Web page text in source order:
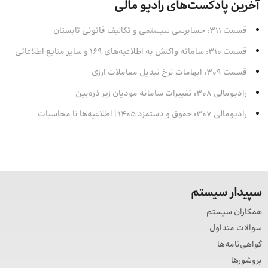
آخرین پادکست‌های رادیو مالی
قسمت 311: حسابرسی سیستمی و تکالیف قانونی تابستان
قسمت 310: سامانه واکنش به اطلاعیه‌های 169 و سایر منابع اطلاعاتی
قسمت 309: ابهامات نرخ تبدیل معاملات ارزی
رادیومالی 308: تغییرات سامانه مودیان زیر ذره‌بین
رادیومالی 307: حقوق و دستمزد 1405 | اطلاعیه‌ها تا محاسبات
سپیدار سیستم
همکاران سیستم
سوالات متداول
گواهی‌نامه‌ها
بروشورها